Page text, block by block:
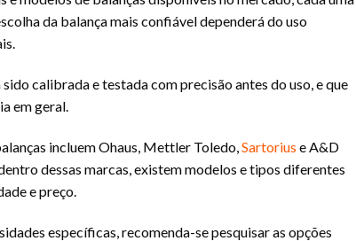
da balança mais confiável dependerá do uso
calibrada e testada com precisão antes do uso, e que
em geral.
incluem Ohaus, Mettler Toledo,Sartorius e A&D
dessas marcas, existem modelos e tipos diferentes
e preço.
específicas, recomenda-se pesquisar as opções